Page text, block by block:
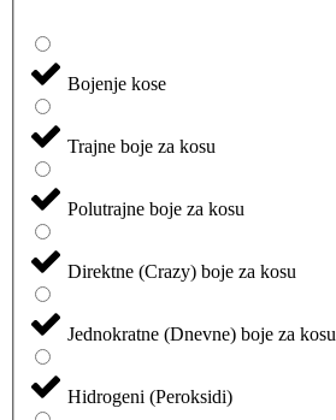
Bojenje kose
Trajne boje za kosu
Polutrajne boje za kosu
Direktne (Crazy) boje za kosu
Jednokratne (Dnevne) boje za kosu
Hidrogeni (Peroksidi)